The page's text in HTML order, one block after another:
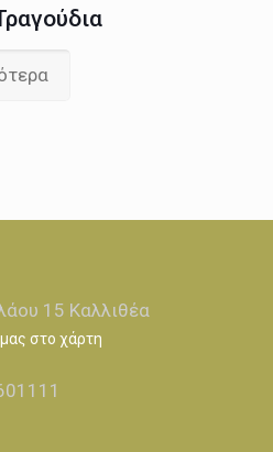
15 Καλλιθέα
στο χάρτη